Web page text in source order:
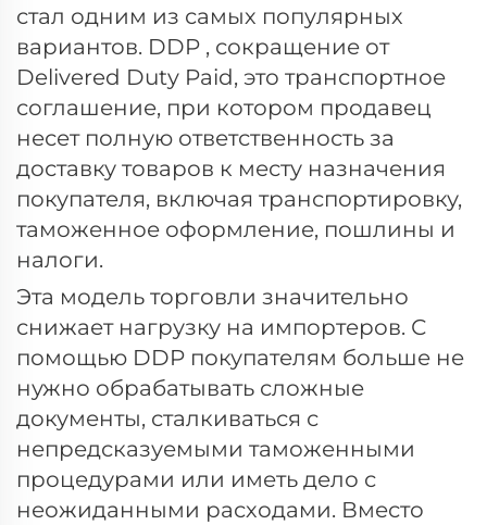
стал одним из самых популярных
вариантов. DDP , сокращение от
Delivered Duty Paid, это транспортное
соглашение, при котором продавец
несет полную ответственность за
доставку товаров к месту назначения
покупателя, включая транспортировку,
таможенное оформление, пошлины и
налоги.
Эта модель торговли значительно
снижает нагрузку на импортеров. С
помощью DDP покупателям больше не
нужно обрабатывать сложные
документы, сталкиваться с
непредсказуемыми таможенными
процедурами или иметь дело с
неожиданными расходами. Вместо